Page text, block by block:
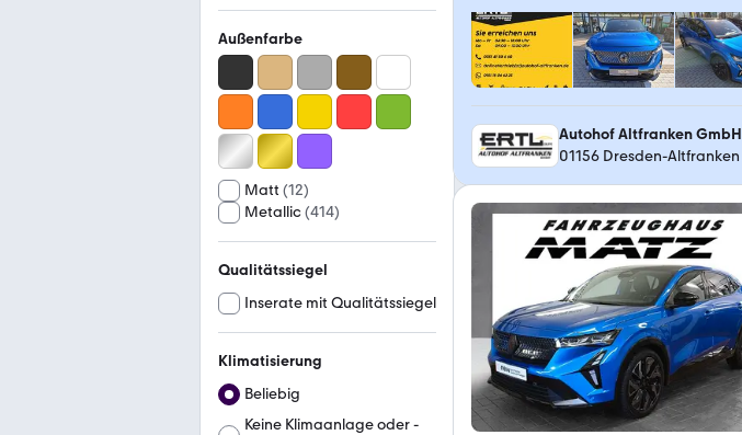
Außenfarbe
Matt (12)
Metallic(414)
Qualitätssiegel
Inserate mit Qualitätssiegel
Klimatisierung
Beliebig
Keine Klimaanlage oder -
Autohof Altfranken GmbH
01156 Dresden-Altfranken